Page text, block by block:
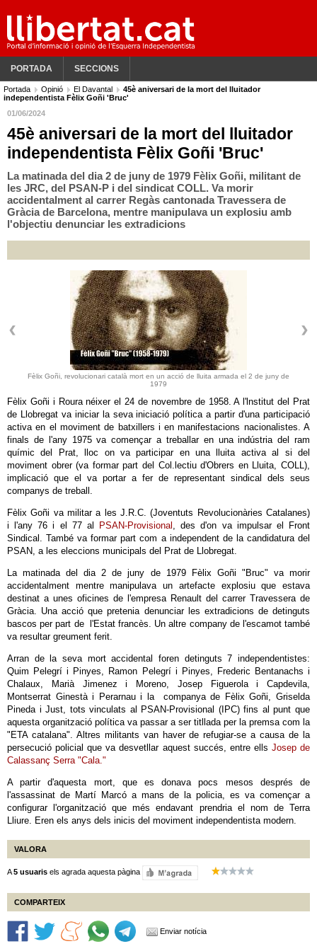
PORTADA SECCIONS
Portada Opinió El Davantal
45è aniversari de la mort del lluitador
independentista Fèlix Goñi 'Bruc'
01/06/2024
45è aniversari de la mort del lluitador
independentista Fèlix Goñi 'Bruc'
La matinada del dia 2 de juny de 1979 Fèlix Goñi, militant de
les JRC, del PSAN-P i del sindicat COLL. Va morir
accidentalment al carrer Regàs cantonada Travessera de
Gràcia de Barcelona, mentre manipulava un explosiu amb
l'objectiu denunciar les extradicions
Fèlix Goñi, revolucionari català mort en un acció de lluita armada el 2 de juny de
1979
Fèlix Goñi i Roura néixer el 24 de novembre de 1958. A l'lnstitut del Prat
de Llobregat va iniciar la seva iniciació política a partir d'una participació
activa en el moviment de batxillers i en manifestacions nacionalistes. A
finals de l'any 1975 va començar a treballar en una indústria del ram
químic del Prat, lloc on va participar en una lluita activa al si del
moviment obrer (va formar part del Col.lectiu d'Obrers en Lluita, COLL),
implicació que el va portar a fer de representant sindical dels seus
companys de treball.
Fèlix Goñi va militar a les J.R.C. (Joventuts Revolucionàries Catalanes)
i l'any 76 i el 77 al
PSAN-Provisional , des d'on va impulsar el Front
Sindical. També va formar part com a independent de la candidatura del
PSAN, a les eleccions municipals del Prat de Llobregat.
La matinada del dia 2 de juny de 1979 Fèlix Goñi "Bruc" va morir
accidentalment mentre manipulava un artefacte explosiu que estava
destinat a unes oficines de l'empresa Renault del carrer Travessera de
Gràcia. Una acció que pretenia denunciar les extradicions de detinguts
bascos per part de l'Estat francès. Un altre company de l'escamot també
va resultar greument ferit.
Arran de la seva mort accidental foren detinguts 7 independentistes:
Quim Pelegrí i Pinyes, Ramon Pelegrí i Pinyes, Frederic Bentanachs i
Chalaux, Marià Jimenez i Moreno, Josep Figuerola i Capdevila,
Montserrat Ginestà i Perarnau i la companya de Fèlix Goñi, Griselda
Pineda i Just, tots vinculats al PSAN-Provisional (IPC) fins al punt que
aquesta organització política va passar a ser titllada per la premsa com la
"ETA catalana". Altres militants van haver de refugiar-se a causa de la
persecució policial que va desvetllar aquest succés, entre ells Josep de
Calassanç Serra "Cala."
A partir d'aquesta mort, que es donava pocs mesos després de
l'assassinat de Martí Marcó a mans de la policia, es va començar a
configurar l'organització que més endavant prendria el nom de Terra
Lliure. Eren els anys dels inicis del moviment independentista modern.
VALORA
A5 usuaris els agrada aquesta pàgina
COMPARTEIX
Enviar notícia